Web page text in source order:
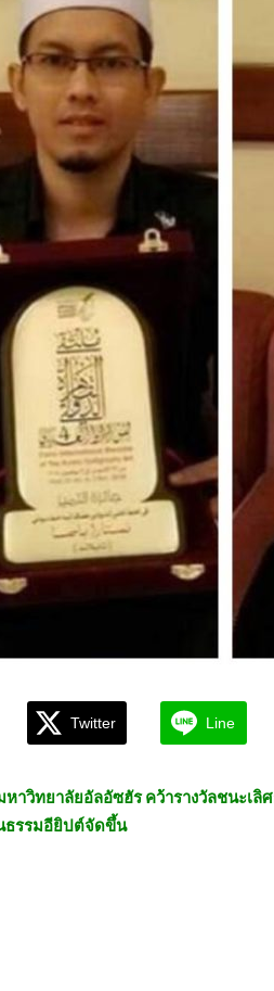
Twitter Line
าวิทยาลัยอัลอัซฮัร คว้ารางวัลชนะเ
ธรรมอียิปต์จัดขึ้น